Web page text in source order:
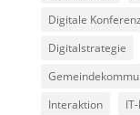
Digitale Konferenz
Digitalstrategie
Interaktion